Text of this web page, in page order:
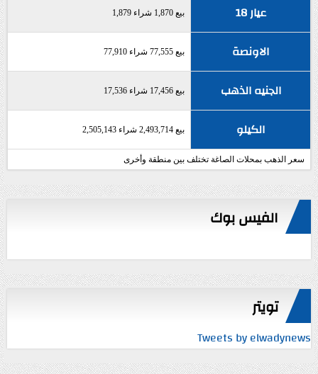
عيار 18 بيع 1,870 شراء 1,879
الاونصة بيع 77,555 شراء 77,910
الجنيه الذهب بيع 17,456 شراء 17,536
الكيلو بيع 2,493,714 شراء 2,505,143
سعر الذهب بمحلات الصاغة تختلف بين منطقة وأخرى
الفيس بوك
تويتر
Tweets by elwadynews